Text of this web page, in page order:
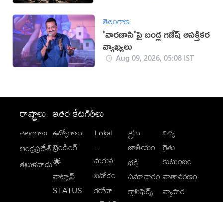
తెలంగాణ
'వారణాసి'పై బండ్ల గణేష్ ఆసక్తికర
వ్యాఖ్యలు
Aug 09, 2026, 05:08 IST
రాష్ట్రాలు
తెలంగాణ
ఆంధ్రప్రదేశ్
తమిళనాడు
ఇతర కేటగిరీలు
ఉద్యోగాలు
ట్రెండింగ్
🌟
వాట్సాప్
STATUS
Lokal
-
మగువ
వినోదం
కరోనా
క్రైమ్
జాతీయం
భక్తి
సమాచారం
క్లాసిఫైడ్స్
విద్య
రైతు
కుటుంబం
వాతావరణం
వ్యాపార